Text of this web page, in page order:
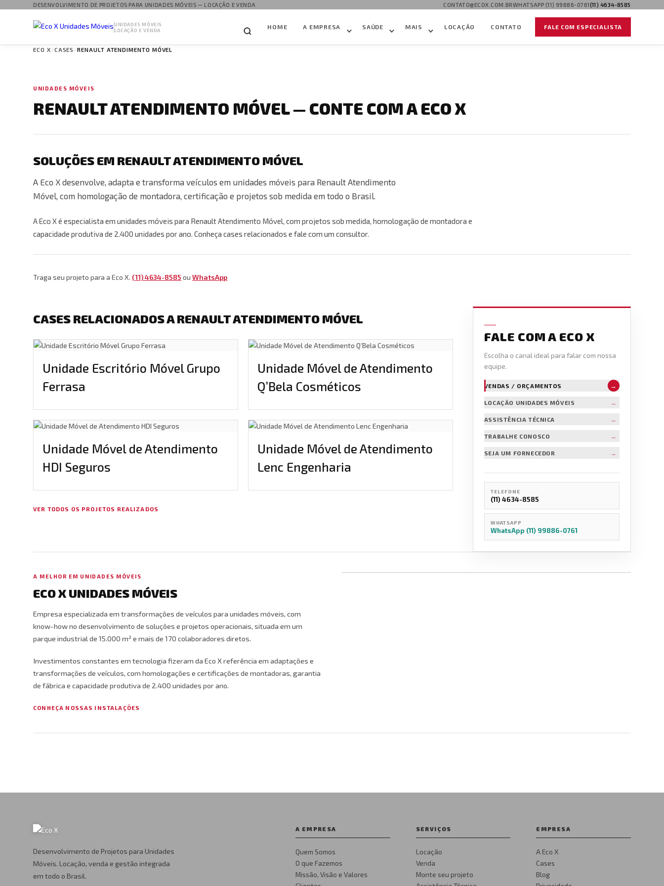
DESENVOLVIMENTO DE PROJETOS PARA UNIDADES MÓVEIS — LOCAÇÃO E VENDA CONTATO@ECOX.COM.BRWHATSAPP (11) 99886-0761(11) 4634-8585
UNIDADES MÓVEIS
LOCAÇÃO E VENDA
HOME A EMPRESA SAÚDE MAIS LOCAÇÃO CONTATO FALE COM ESPECIALISTA
ECO X CASES RENAULT ATENDIMENTO MÓVEL
UNIDADES MÓVEIS
RENAULT ATENDIMENTO MÓVEL — CONTE COM A ECO X
SOLUÇÕES EM RENAULT ATENDIMENTO MÓVEL
A Eco X desenvolve, adapta e transforma veículos em unidades móveis para Renault Atendimento
Móvel, com homologação de montadora, certificação e projetos sob medida em todo o Brasil.
A Eco X é especialista em unidades móveis para Renault Atendimento Móvel, com projetos sob medida, homologação de montadora e
capacidade produtiva de 2.400 unidades por ano. Conheça cases relacionados e fale com um consultor.
Traga seu projeto para a Eco X. (11) 4634-8585 ouWhatsApp
CASES RELACIONADOS A RENAULT ATENDIMENTO MÓVEL
Unidade Escritório Móvel Grupo
Ferrasa
Unidade Móvel de Atendimento
Q’Bela Cosméticos
Unidade Móvel de Atendimento
HDI Seguros
Unidade Móvel de Atendimento
Lenc Engenharia
VER TODOS OS PROJETOS REALIZADOS
FALE COM A ECO X
Escolha o canal ideal para falar com nossa
equipe.
VENDAS / ORÇAMENTOS →
LOCAÇÃO UNIDADES MÓVEIS →
ASSISTÊNCIA TÉCNICA →
TRABALHE CONOSCO →
SEJA UM FORNECEDOR →
TELEFONE
(11) 4634-8585
WHATSAPP
WhatsApp (11) 99886-0761
A MELHOR EM UNIDADES MÓVEIS
ECO X UNIDADES MÓVEIS
Empresa especializada em transformações de veículos para unidades móveis, com
know-how no desenvolvimento de soluções e projetos operacionais, situada em um
parque industrial de 15.000 m² e mais de 170 colaboradores diretos.
Investimentos constantes em tecnologia fizeram da Eco X referência em adaptações e
transformações de veículos, com homologações e certificações de montadoras, garantia
de fábrica e capacidade produtiva de 2.400 unidades por ano.
CONHEÇA NOSSAS INSTALAÇÕES
Desenvolvimento de Projetos para Unidades
Móveis. Locação, venda e gestão integrada
em todo o Brasil.
A EMPRESA
Quem Somos
O que Fazemos
Missão, Visão e Valores
SERVIÇOS
Locação
Venda
Monte seu projeto
EMPRESA
A Eco X
Cases
Blog